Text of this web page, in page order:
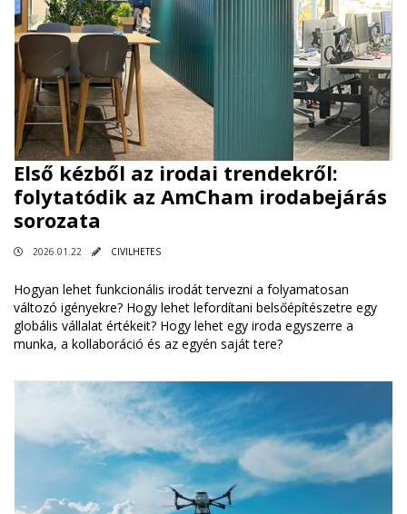
Első kézből az irodai trendekről:
folytatódik az AmCham irodabejárás
sorozata
2026.01.22 CIVILHETES
Hogyan lehet funkcionális irodát tervezni a folyamatosan
változó igényekre? Hogy lehet lefordítani belsőépítészetre egy
globális vállalat értékeit? Hogy lehet egy iroda egyszerre a
munka, a kollaboráció és az egyén saját tere?